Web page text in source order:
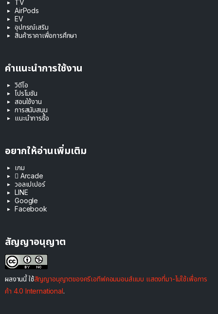
TV
AirPods
EV
อุปกรณ์เสริม
สินค้าราคาเพื่อการศึกษา
คำแนะนำการใช้งาน
วิดีโอ
โปรโมชัน
สอนใช้งาน
การสนับสนุน
แนะนำการซื้อ
อยากให้อ่านเพิ่มเติม
เกม
 Arcade
วอลเปเปอร์
LINE
Google
Facebook
สัญญาอนุญาต
ผลงานนี้ ใช้สัญญาอนุญาตของครีเอทีฟคอมมอนส์แบบ แสดงที่มา-ไม่ใช้เพื่อการ
ค้า 4.0 International.